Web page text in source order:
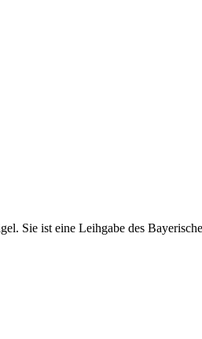
Sie ist eine Leihgabe des